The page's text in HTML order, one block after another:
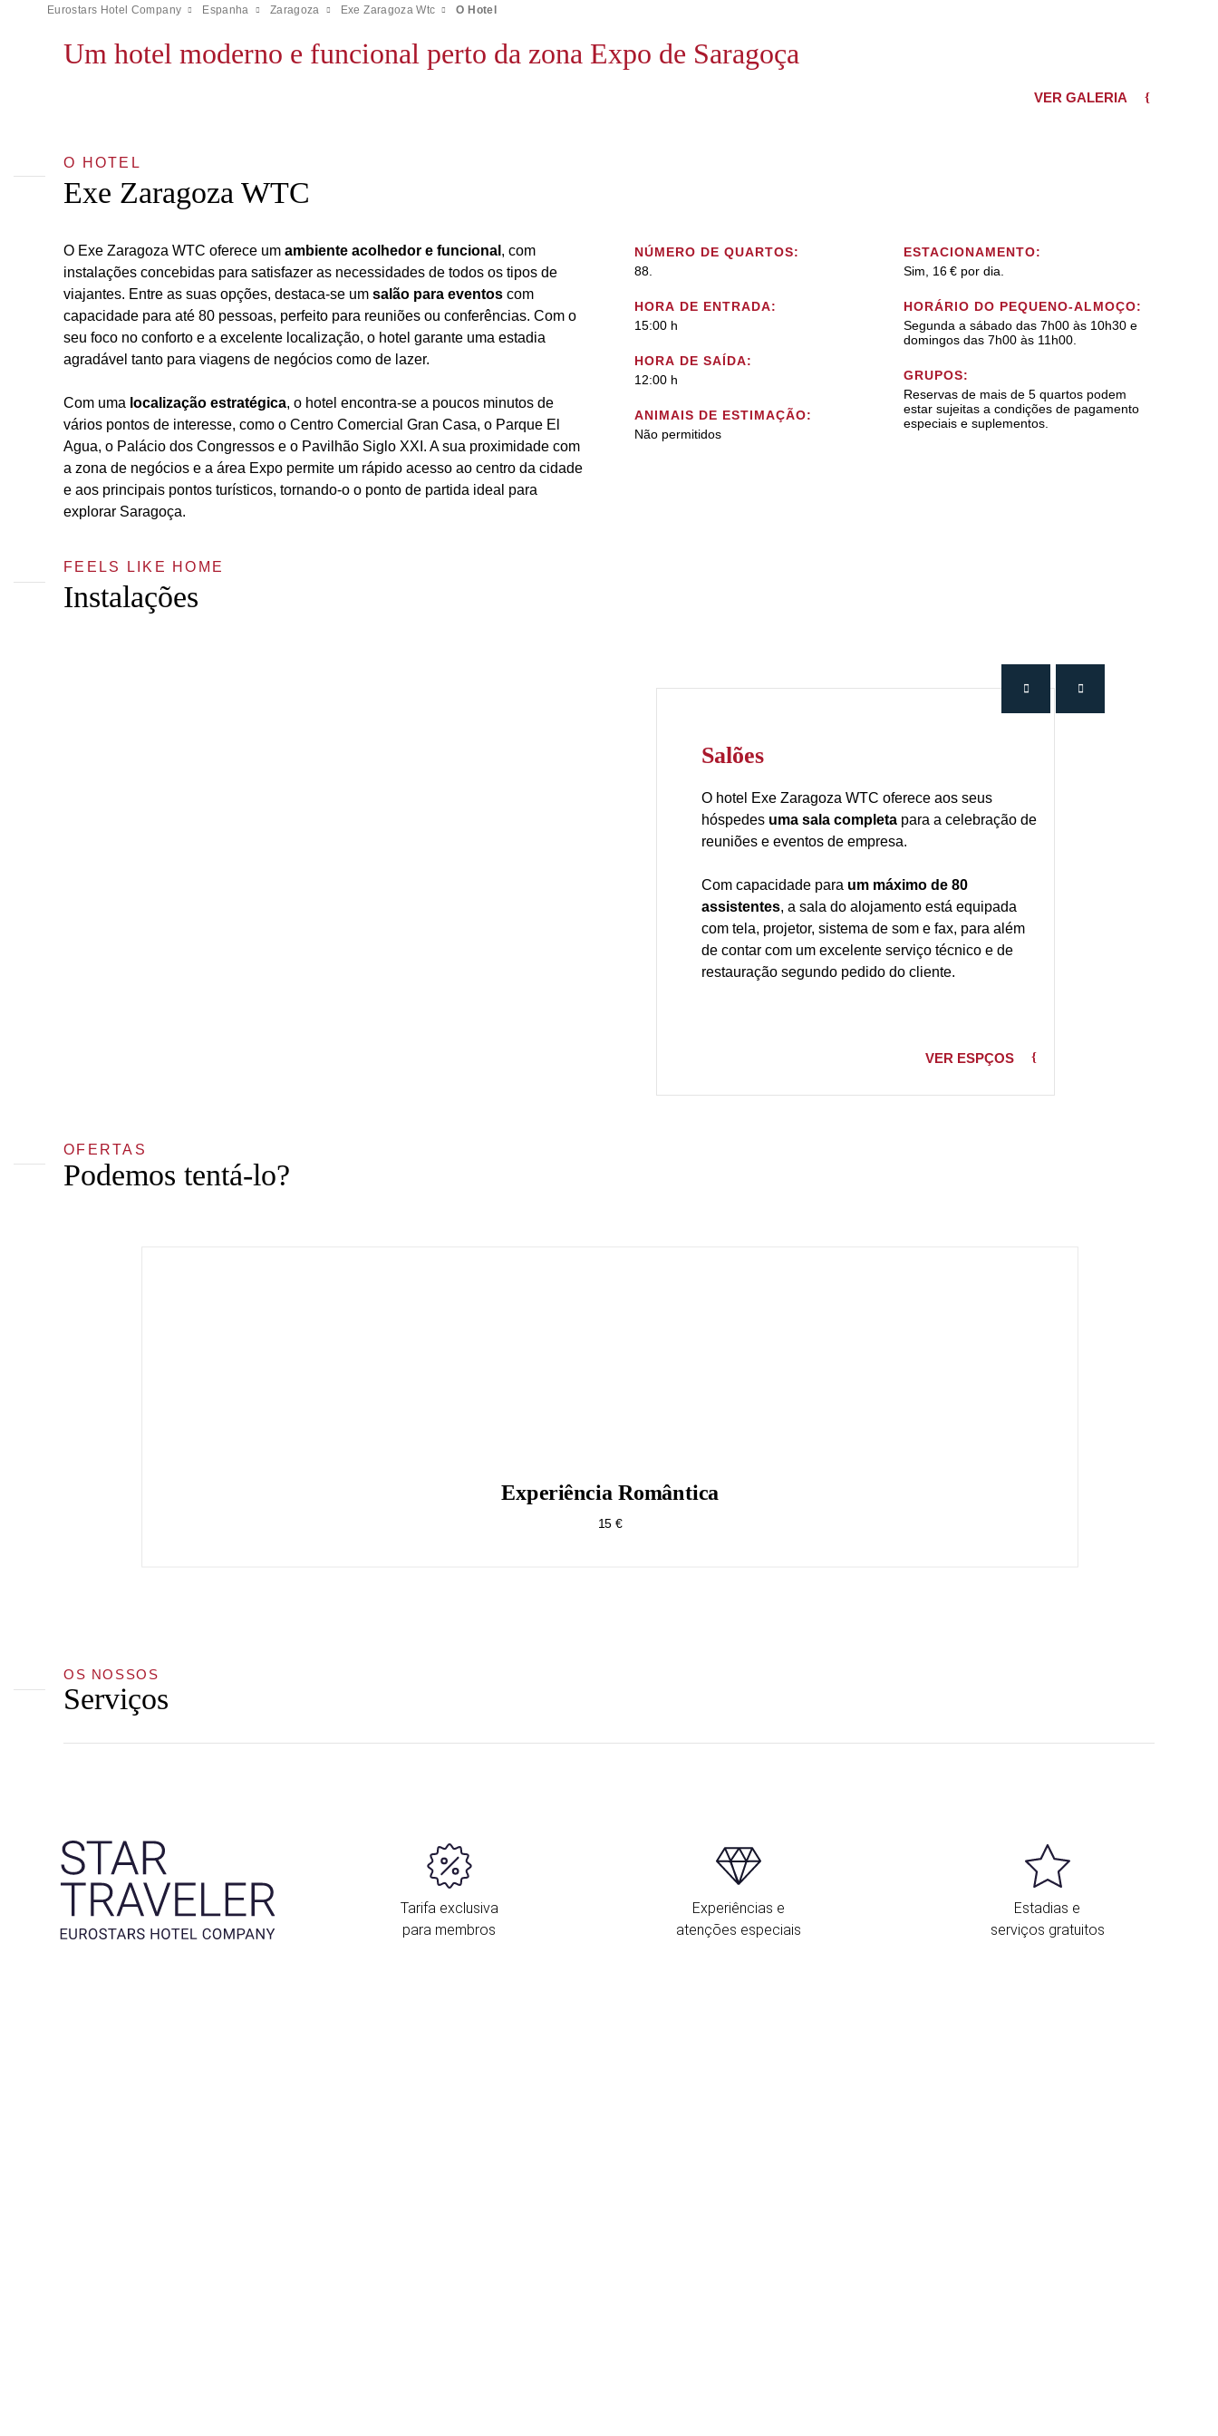
Eurostars Hotel Company Espanha Zaragoza Exe Zaragoza Wtc O Hotel
Um hotel moderno e funcional perto da zona Expo de Saragoça
VER GALERIA
O HOTEL
Exe Zaragoza WTC
O Exe Zaragoza WTC oferece um ambiente acolhedor e funcional , com
instalações concebidas para satisfazer as necessidades de todos os tipos de
viajantes. Entre as suas opções, destaca-se um salão para eventos com
capacidade para até 80 pessoas, perfeito para reuniões ou conferências. Com o
seu foco no conforto e a excelente localização, o hotel garante uma estadia
agradável tanto para viagens de negócios como de lazer.
Com uma localização estratégica, o hotel encontra-se a poucos minutos de
vários pontos de interesse, como o Centro Comercial Gran Casa, o Parque El
Agua, o Palácio dos Congressos e o Pavilhão Siglo XXI. A sua proximidade com
a zona de negócios e a área Expo permite um rápido acesso ao centro da cidade
e aos principais pontos turísticos, tornando-o o ponto de partida ideal para
explorar Saragoça.
NÚMERO DE QUARTOS:
88.
HORA DE ENTRADA:
15:00 h
HORA DE SAÍDA:
12:00 h
ANIMAIS DE ESTIMAÇÃO:
Não permitidos
ESTACIONAMENTO:
Sim, 16 € por dia.
HORÁRIO DO PEQUENO-ALMOÇO:
Segunda a sábado das 7h00 às 10h30 e
domingos das 7h00 às 11h00.
GRUPOS:
Reservas de mais de 5 quartos podem
estar sujeitas a condições de pagamento
especiais e suplementos.
FEELS LIKE HOME
Instalações
Salões
O hotel Exe Zaragoza WTC oferece aos seus
hóspedes uma sala completa para a celebração de
reuniões e eventos de empresa.
Com capacidade para um máximo de 80
assistentes, a sala do alojamento está equipada
com tela, projetor, sistema de som e fax, para além
de contar com um excelente serviço técnico e de
restauração segundo pedido do cliente.
VER ESPÇOS
OFERTAS
Podemos tentá-lo?
Experiência Romântica
15 €
OS NOSSOS
Serviços
Tarifa exclusiva
para membros
Experiências e
atenções especiais
Estadias e
serviços gratuitos